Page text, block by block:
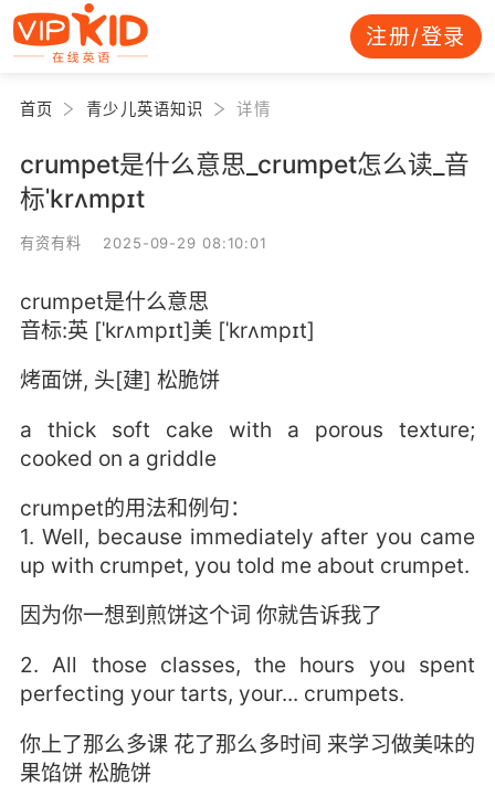
注册/登录
首页 青少儿英语知识 详情
crumpet是什么意思_crumpet怎么读_音
标ˈkrʌmpɪt
有资有料 2025-09-29 08:10:01
crumpet是什么意思
音标:英 [ˈkrʌmpɪt]美 [ˈkrʌmpɪt]
烤面饼, 头[建] 松脆饼
a thick soft cake with a porous texture;
cooked on a griddle
crumpet的用法和例句：
1. Well, because immediately after you came
up with crumpet, you told me about crumpet.
因为你一想到煎饼这个词 你就告诉我了
2. All those classes, the hours you spent
perfecting your tarts, your... crumpets.
你上了那么多课 花了那么多时间 来学习做美味的
果馅饼 松脆饼